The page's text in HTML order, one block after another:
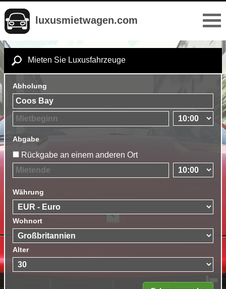
luxusmietwagen.com
Mieten Sie Luxusfahrzeuge
Abholung
Abgabe
Rückgabe an einem anderen Ort
Währung
Wohnort
Alter